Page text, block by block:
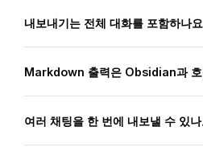
내보내기는 전체 대화를 포함하나
Markdown 출력은 Obsidian과 호
여러 채팅을 한 번에 내보낼 수 있